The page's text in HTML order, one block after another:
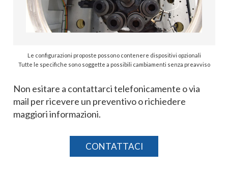
Le configurazioni proposte possono contenere dispositivi opzionali
Tutte le specifiche sono soggette a possibili cambiamenti senza preavviso
Non esitare a contattarci telefonicamente o via
mail per ricevere un preventivo o richiedere
maggiori informazioni.
CONTATTACI